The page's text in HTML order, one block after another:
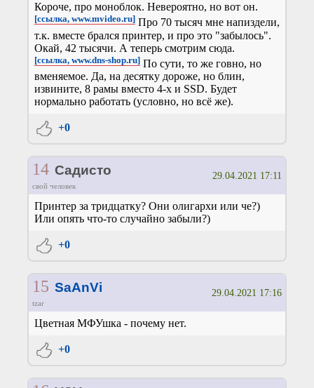
Короче, про моноблок. Невероятно, но вот он.
[ссылка, www.mvideo.ru] Про 70 тысяч мне напиздели,
т.к. вместе брался принтер, и про это "забылось".
Окай, 42 тысячи. А теперь смотрим сюда.
[ссылка, www.dns-shop.ru] По сути, то же говно, но
вменяемое. Да, на десятку дороже, но блин,
извините, 8 рамы вместо 4-х и SSD. Будет
нормально работать (условно, но всё же).
+0
14 Садисто
свой человек
29.04.2021 17:11
Принтер за тридцатку? Они олигархи или че?)
Или опять что-то случайно забыли?)
+0
15 SaAnVi
tzar
29.04.2021 17:16
Цветная МФУшка - почему нет.
+0